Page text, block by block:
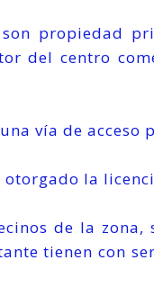
propiedad
del centro
vía de acceso
la
de la zona,
tienen con